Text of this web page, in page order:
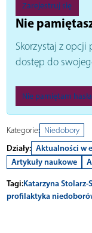
Zarejestruj się
Nie
Skorzystaj z opcji
dostęp do
Nie pamiętam hasła
Kategorie: Niedobory
Działy: Aktualności w
Artykuły naukowe
Tagi:Katarzyna Stolarz-
profilaktyka